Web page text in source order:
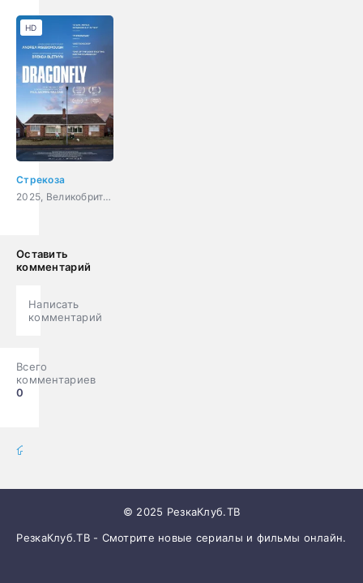
Стрекоза
2025, Великобритания, триллер, драма
HD
Оставить
комментарий
Написать
комментарий
Всего
комментариев
0
© 2025 РезкаКлуб.ТВ
РезкаКлуб.ТВ - Смотрите новые сериалы и фильмы онлайн.